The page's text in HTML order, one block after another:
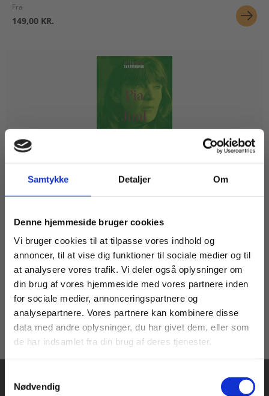
Samtykke Detaljer Om
Denne hjemmeside bruger cookies
Vi bruger cookies til at tilpasse vores indhold og
annoncer, til at vise dig funktioner til sociale medier og til
at analysere vores trafik. Vi deler også oplysninger om
din brug af vores hjemmeside med vores partnere inden
for sociale medier, annonceringspartnere og
analysepartnere. Vores partnere kan kombinere disse
data med andre oplysninger, du har givet dem, eller som
de har indsamlet fra din brug af deres tjenester.
Nødvendig
Fra
149,00 KR.
Flergangsbog
Pia Juul
179,00 KR.
Køb læremidler og find masterclasses mm.
Fortsæt som:
For privatkunder og
studerende. Du får
vist priser inkl.
For institutioner og
virksomheder. Du
får vist priser ekskl.